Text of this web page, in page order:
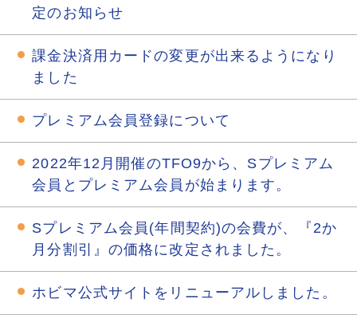
定のお知らせ
課金決済用カードの変更が出来るようになり
ました
プレミアム会員登録について
2022年12月開催のTFO9から、Sプレミアム
会員とプレミアム会員が始まります。
Sプレミアム会員(年間契約)の会費が、『2か
月分割引』の価格に改定されました。
ホビマ公式サイトをリニューアルしました。